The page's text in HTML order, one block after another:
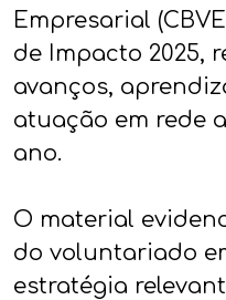
Empresarial
de Impacto 2025,
avanços,
atuação em rede
ano.
O material
do voluntariado
estratégia